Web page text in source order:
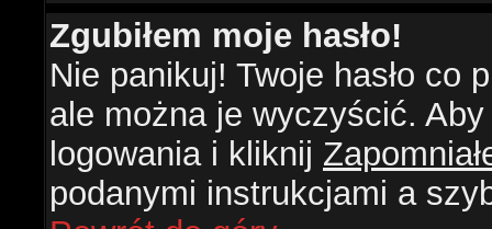
Zgubiłem moje hasło!
Nie panikuj! Twoje hasło co
ale można je wyczyścić.
logowania i kliknij
podanymi instrukcjami a